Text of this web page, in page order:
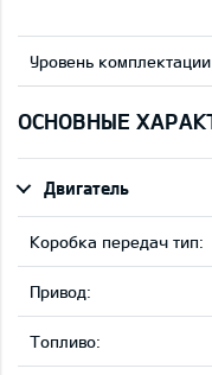
Уровень
ОСНОВНЫЕ
Двигатель
Коробка передач тип:
Привод:
Tопливо: